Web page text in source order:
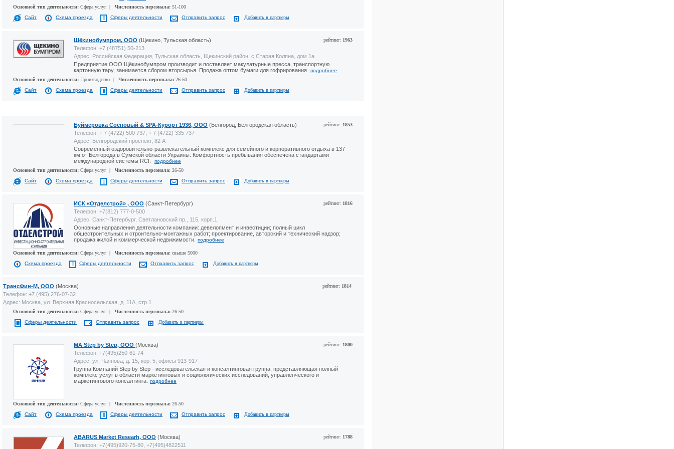
Основной тип деятельности: Сфера услуг | Численность персонала: 51-100
Сайт
Схема проезда Сферы деятельности Отправить запрос Добавить в партнеры
рейтинг: 1963
Щёкинобумпром, ООО (Щекино, Тульская область)
Телефон: +7 (48751) 50-213
Адрес: Российская Федерация, Тульская область, Щекинский район, с.Старая Колпна, дом 1а
Предприятие ООО Щёкинобумпром производит и поставляет макулатурные пресса, транспортную
картонную тару, занимается сбором вторсырья. Продажа оптом бумаги для гофрирования
подробнее
Основной тип деятельности: Производство | Численность персонала: 26-50
Сайт
Схема проезда Сферы деятельности Отправить запрос Добавить в партнеры
рейтинг: 1853
Буймеровка Сосновый & SPA-Курорт 1936, ООО (Белгород, Белгородская область)
Телефон: + 7 (4722) 500 737, + 7 (4722) 335 737
Адрес: Белгородский проспект, 82 А
Современный оздоровительно-развлекательный комплекс для семейного и корпоративного отдыха в 137
км от Белгорода в Сумской области Украины. Комфортность пребывания обеспечена стандартами
международной системы RCI.
подробнее
Основной тип деятельности: Сфера услуг | Численность персонала: 26-50
Сайт
Схема проезда Сферы деятельности Отправить запрос Добавить в партнеры
рейтинг: 1816
ИСК «Отделстрой» , ООО (Санкт-Петербург)
Телефон: +7(812) 777-0-500
Адрес: Санкт-Петербург, Светлановский пр., 115, корп.1.
Основные направления деятельности компании: девелопмент и инвестиции; полный цикл
общестроительных и строительно-монтажных работ; проектирование, авторский и технический надзор;
продажа жилой и коммерческой недвижимости.
подробнее
Основной тип деятельности: Сфера услуг | Численность персонала: свыше 5000
Схема проезда
Сферы деятельности Отправить запрос Добавить в партнеры
рейтинг: 1814
ТрансФин-М, ООО (Москва)
Телефон: +7 (495) 276-07-32
Адрес: Москва, ул. Верхняя Красносельская, д. 11А, стр.1
Основной тип деятельности: Сфера услуг | Численность персонала: 26-50
Сферы деятельности
Отправить запрос Добавить в партнеры
рейтинг: 1800
МА Step by Step, ООО (Москва)
Телефон: +7(495)250-61-74
Адрес: ул. Чаянова, д. 15, кор. 5, офисы 913-917
Группа Компаний Step by Step - исследовательская и консалтинговая группа, представляющая полный
комплекс услуг в области маркетинговых и социологических исследований, управленческого и
маркетингового консалтинга.
подробнее
Основной тип деятельности: Сфера услуг | Численность персонала: 26-50
Сайт
Схема проезда Сферы деятельности Отправить запрос Добавить в партнеры
рейтинг: 1788
ABARUS Market Researh, ООО (Москва)
Телефон: +7(495)920-75-80, +7(495)4822511